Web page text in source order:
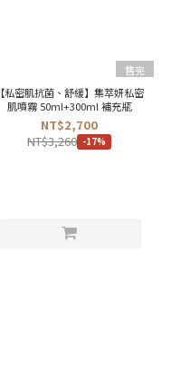
售完
【私密肌抗菌、舒緩】集萃妍私密
肌噴霧 50ml+300ml 補充瓶
NT$2,700
NT$3,260 -17%